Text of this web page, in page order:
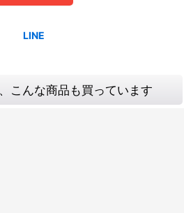
こんな商品も買っています